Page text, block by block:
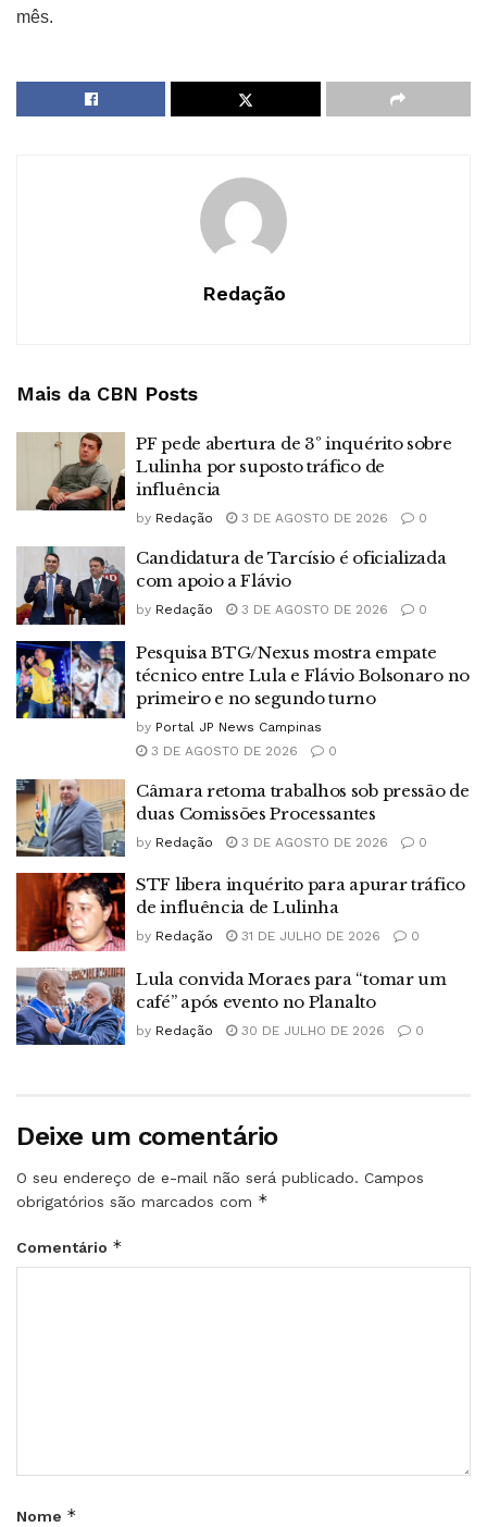
mês.
Redação
Mais da CBN Posts
PF pede abertura de 3º inquérito sobre
Lulinha por suposto tráfico de
influência
by Redação 3 DE AGOSTO DE 2026 0
Candidatura de Tarcísio é oficializada
com apoio a Flávio
by Redação 3 DE AGOSTO DE 2026 0
Pesquisa BTG/Nexus mostra empate
técnico entre Lula e Flávio Bolsonaro no
primeiro e no segundo turno
by Portal JP News Campinas
3 DE AGOSTO DE 2026
0
Câmara retoma trabalhos sob pressão de
duas Comissões Processantes
by Redação 3 DE AGOSTO DE 2026 0
STF libera inquérito para apurar tráfico
de influência de Lulinha
by Redação 31 DE JULHO DE 2026 0
Lula convida Moraes para “tomar um
café” após evento no Planalto
by Redação 30 DE JULHO DE 2026 0
Deixe um comentário
O seu endereço de e-mail não será publicado. Campos
obrigatórios são marcados com *
Comentário *
Nome *